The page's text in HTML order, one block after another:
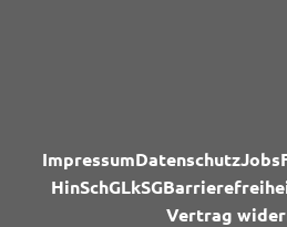
ImpressumDatenschutzJobs
HinSchGLkSG
Vertrag